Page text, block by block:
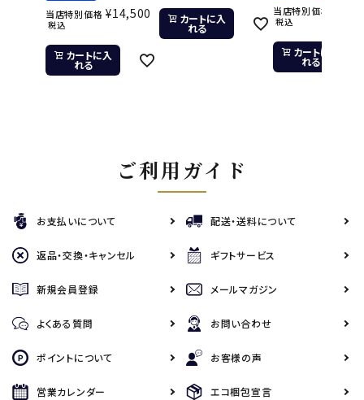
当店特別価格 ¥14,500
税込
カートに入
れる
カートに入
れる
当店特別価格
税込
カートに入
れる
ご利用ガイド
お支払いについて 配送・送料について
返品・交換・キャンセル ギフトサービス
新規会員登録 メールマガジン
よくある質問 お問い合わせ
ポイントについて お客様の声
営業カレンダー エコ梱包宣言